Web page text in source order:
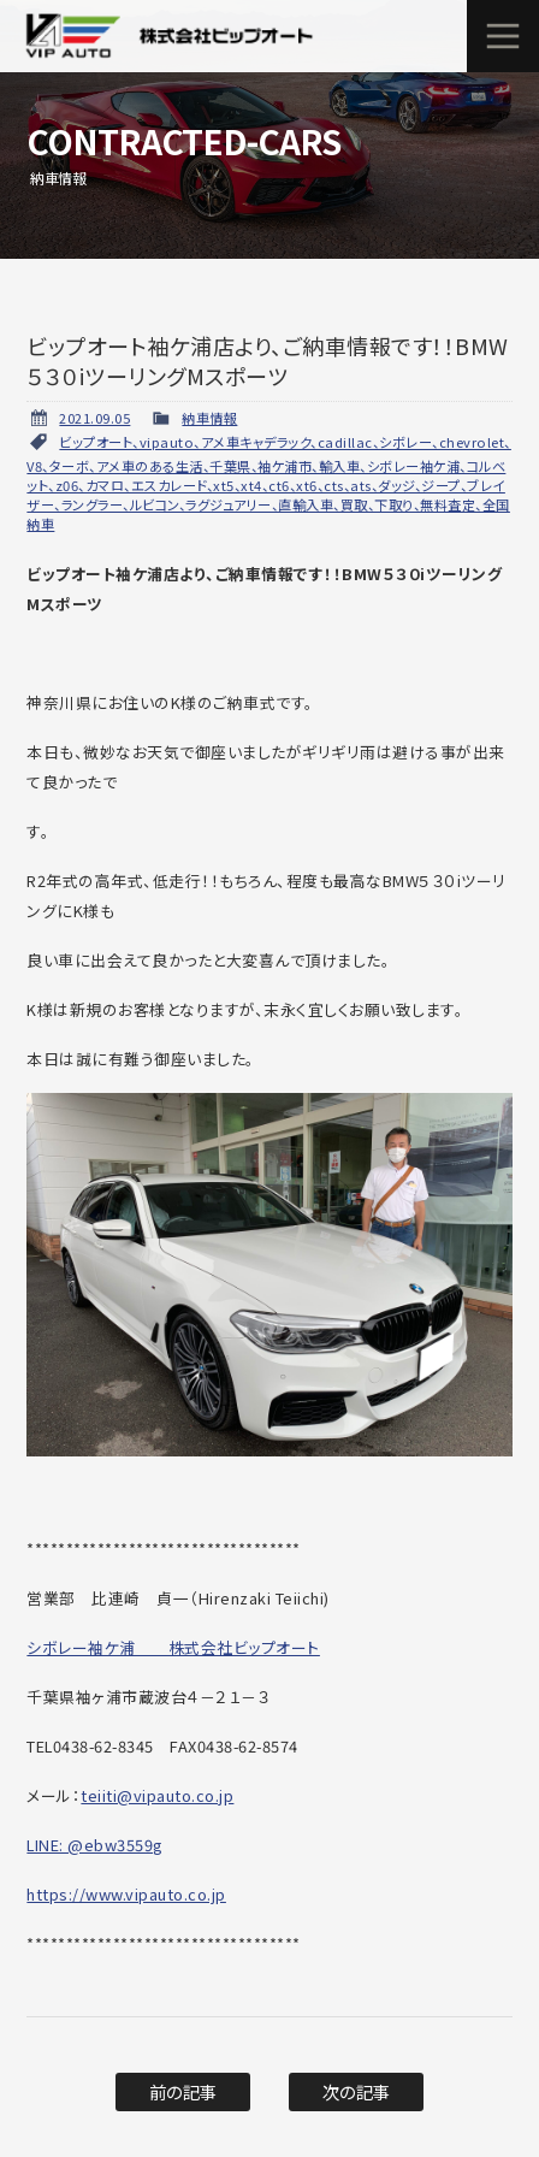
CONTRACTED-CARS
納車情報
ビップオート袖ケ浦店より、ご納車情報です！！BMW
５３０iツーリングMスポーツ
2021.09.05
納車情報
ビップオート、vipauto、アメ車キャデラック、cadillac、シボレー、chevrolet、
V8、ターボ、アメ車のある生活、千葉県、袖ケ浦市、輸入車、シボレー袖ケ浦、コルベ
ット、z06、カマロ、エスカレード、xt5、xt4、ct6、xt6、cts、ats、ダッジ、ジープ、ブレイ
ザー、ラングラー、ルビコン、ラグジュアリー、直輸入車、買取、下取り、無料査定、全国
納車
ビップオート袖ケ浦店より、ご納車情報です！！BMW５３０iツーリング
Mスポーツ
神奈川県にお住いのK様のご納車式です。
本日も、微妙なお天気で御座いましたがギリギリ雨は避ける事が出来
て良かったで
す。
R2年式の高年式、低走行！！もちろん、程度も最高なBMW５３０iツーリ
ングにK様も
良い車に出会えて良かったと大変喜んで頂けました。
K様は新規のお客様となりますが、末永く宜しくお願い致します。
本日は誠に有難う御座いました。
***********************************
営業部 比連崎 貞一（Hirenzaki Teiichi)
シボレー袖ケ浦 株式会社ビップオート
千葉県袖ヶ浦市蔵波台４－２１－３
TEL0438-62-8345 FAX0438-62-8574
メール：teiiti@vipauto.co.jp
LINE: @ebw3559g
https://www.vipauto.co.jp
***********************************
前の記事 次の記事